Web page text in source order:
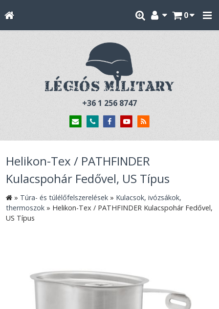
0
+36 1 256 8747
Helikon-Tex / PATHFINDER
Kulacspohár Fedővel, US Típus
» Túra- és túlélőfelszerelések » Kulacsok, ivózsákok,
thermoszok » Helikon-Tex / PATHFINDER Kulacspohár Fedővel,
US Típus